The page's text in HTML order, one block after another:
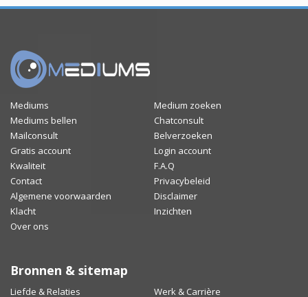
Mediums
Medium zoeken
Mediums bellen
Chatconsult
Mailconsult
Belverzoeken
Gratis account
Login account
Kwaliteit
F.A.Q
Contact
Privacybeleid
Algemene voorwaarden
Disclaimer
Klacht
Inzichten
Over ons
Bronnen & sitemap
Liefde & Relaties Werk & Carrière